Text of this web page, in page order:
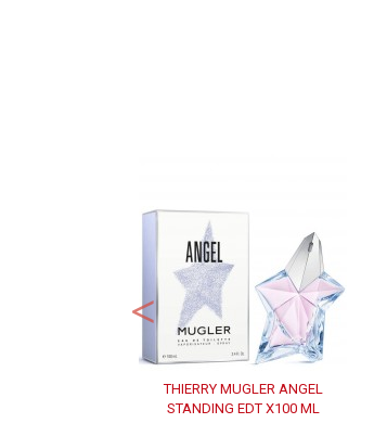
THIERRY MUGLER ANGEL
STANDING EDT X100 ML